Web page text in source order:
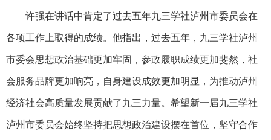
许强在讲话中肯定了过去五年九三学社泸州市委员会在
各项工作上取得的成绩。他指出，过去五年，九三学社泸州
市委会思想政治基础更加牢固，参政履职成绩更加斐然，社
会服务品牌更加响亮，自身建设成效更加明显，为推动泸州
经济社会高质量发展贡献了九三力量。希望新一届九三学社
泸州市委员会始终坚持把思想政治建设摆在首位，坚守合作